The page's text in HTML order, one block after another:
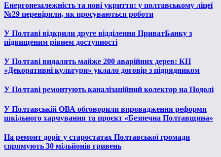
Енергонезалежність та нові укриття: у полтавському ліцеї
№29 перевірили, як просуваються роботи
У Полтаві відкрили друге відділення ПриватБанку з
підвищеним рівнем доступності
У Полтаві видалять майже 200 аварійних дерев: КП
«Декоративні культури» уклало договір з підрядником
У Полтаві ремонтують каналізаційний колектор на Подолі
У Полтавській ОВА обговорили впровадження реформи
шкільного харчування та проєкт «Безпечна Полтавщина»
На ремонт доріг у старостатах Полтавської громади
спрямують 30 мільйонів гривень